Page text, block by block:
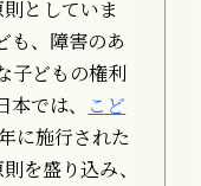
としていま
も、障害のあ
子どもの権利
では、
こど
に施行された
を盛り込み、